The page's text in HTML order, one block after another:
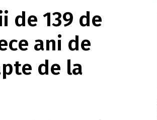
de 139 de
ani de
de la